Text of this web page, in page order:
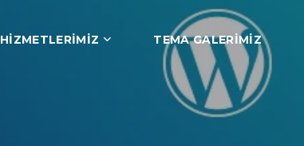
HIZMETLERIMIZ TEMA GALERIMIZ